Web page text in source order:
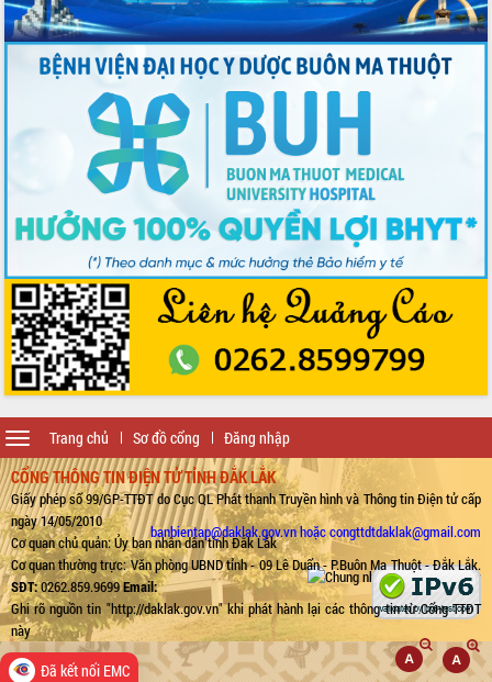
Trang chủ Sơ đồ cổng Đăng nhập
Toggle
navigation
CỔNG THÔNG TIN ĐIỆN TỬ TỈNH ĐẮK LẮK
Giấy phép số 99/GP-TTĐT do Cục QL Phát thanh Truyền hình và Thông tin Điện tử cấp
ngày 14/05/2010
Cơ quan chủ quản: Ủy ban nhân dân tỉnh Đắk Lắk
Cơ quan thường trực: Văn phòng UBND tỉnh - 09 Lê Duẩn - P.Buôn Ma Thuột - Đắk Lắk.
SĐT:0262.859.9699Email:
banbientap@daklak.gov.vn hoặc congttdtdaklak@gmail.com
Ghi rõ nguồn tin "http://daklak.gov.vn" khi phát hành lại các thông tin từ Cổng TTĐT
này
Đã kết nối EMC